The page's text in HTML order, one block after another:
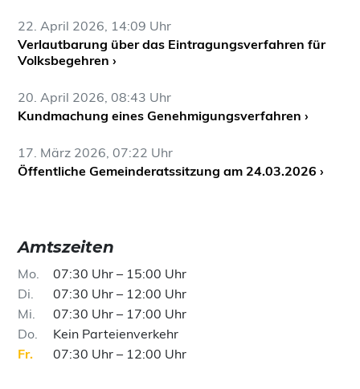
22. April 2026, 14:09 Uhr
Verlautbarung über das Eintragungsverfahren für
Volksbegehren ›
20. April 2026, 08:43 Uhr
Kundmachung eines Genehmigungsverfahren ›
17. März 2026, 07:22 Uhr
Öffentliche Gemeinderatssitzung am 24.03.2026 ›
Amtszeiten
Mo
07:30 Uhr – 15:00 Uhr
Di
07:30 Uhr – 12:00 Uhr
Mi
07:30 Uhr – 17:00 Uhr
Do
Kein Parteienverkehr
Fr
07:30 Uhr – 12:00 Uhr